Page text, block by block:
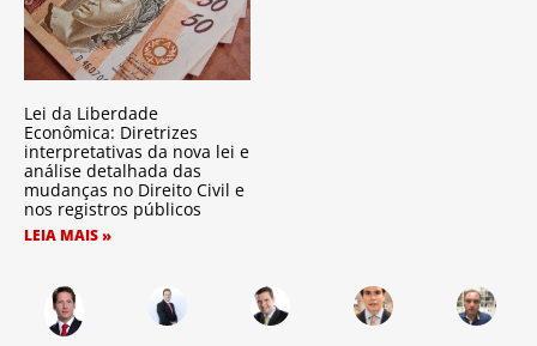
Lei da Liberdade
Econômica: Diretrizes
interpretativas da nova lei e
análise detalhada das
mudanças no Direito Civil e
nos registros públicos
LEIA MAIS »